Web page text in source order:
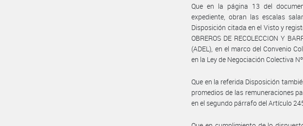
Que en la página 13 del
expediente, obran las escalas
Disposición citada en el Visto y
OBREROS DE RECOLECCION Y
(ADEL), en el marco del Convenio
en la Ley de Negociación Colectiva
Que en la referida Disposición
promedios de las remuneraciones
en el segundo párrafo del Artículo